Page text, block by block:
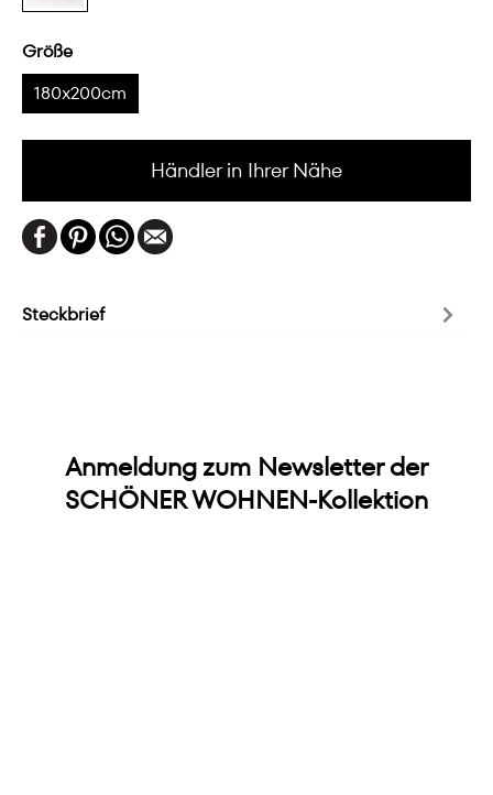
Größe
180x200cm
Händler in Ihrer Nähe
Steckbrief
Anmeldung zum Newsletter der
SCHÖNER WOHNEN-Kollektion